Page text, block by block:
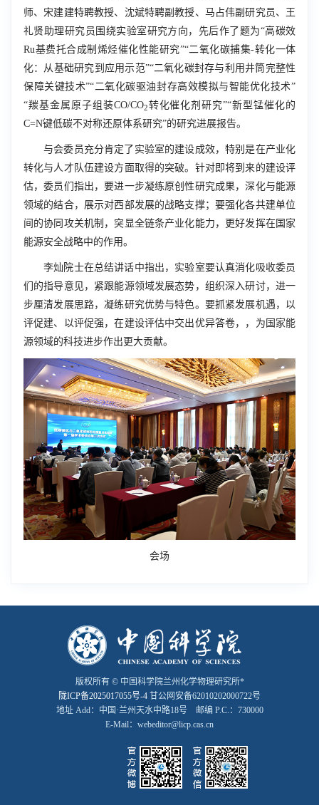
师、宋建建特聘教授、沈斌特聘副教授、马占伟副研究员、王
礼贤助理研究员围绕实验室研究方向，先后作了题为“高碳效
Ru基费托合成制烯烃催化性能研究”“二氧化碳捕集-转化一体
化：从基础研究到应用示范”“二氧化碳封存与利用井筒完整性
保障关键技术”“二氧化碳驱油封存高效模拟与智能优化技术”
“羰基金属原子组装CO/CO2转化催化剂研究”“新型锰催化的
C=N键低碳不对称还原体系研究”的研究进展报告。
与会委员充分肯定了实验室的建设成效，特别是在产业化
转化与人才队伍建设方面取得的突破。针对即将到来的建设评
估，委员们指出，要进一步凝练原创性研究成果，深化与能源
领域的结合，展示对西部发展的战略支撑；要强化各共建单位
间的协同攻关机制，突显全链条产业化能力，更好发挥在国家
能源安全战略中的作用。
李灿院士在总结讲话中指出，实验室要认真消化吸收委员
们的指导意见，紧跟能源领域发展态势，组织深入研讨，进一
步厘清发展思路，凝练研究优势与特色。要抓紧发展机遇，以
评促建、以评促强，在建设评估中交出优异答卷，，为国家能
源领域的科技进步作出更大贡献。
会场
版权所有 © 中国科学院兰州化学物理研究所*
陇ICP备2025017055号-4 甘公网安备62010202000722号
地址 Add：中国·兰州天水中路18号 邮编 P.C.：730000
E-Mail：webeditor@licp.cas.cn